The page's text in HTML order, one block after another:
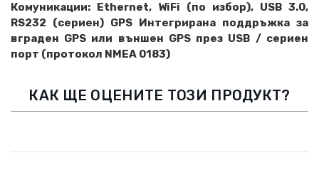
Комуникации: Ethernet, WiFi (по избор), USB 3.0,
RS232 (сериен) GPS Интегрирана поддръжка за
вграден GPS или външен GPS през USB / сериен
порт (протокол NMEA 0183)
КАК ЩЕ ОЦЕНИТЕ ТОЗИ ПРОДУКТ?